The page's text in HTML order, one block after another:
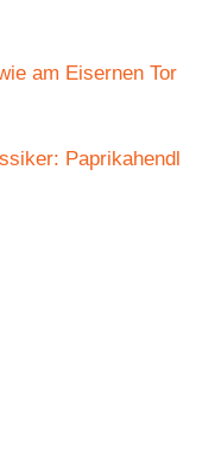
am Eisernen Tor
Paprikahendl